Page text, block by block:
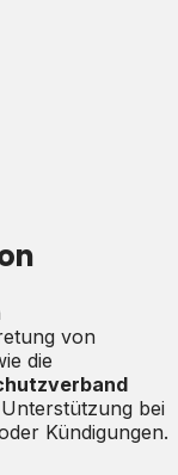
von
die
bei
Kündigungen.